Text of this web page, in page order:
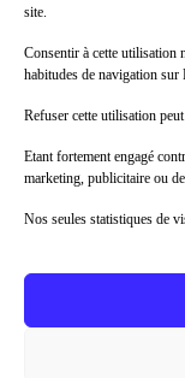
site.
Consentir à cette utilisation
habitudes de navigation
Refuser cette utilisation
Etant fortement engagé
marketing, publicitaire ou
Nos seules statistiques de